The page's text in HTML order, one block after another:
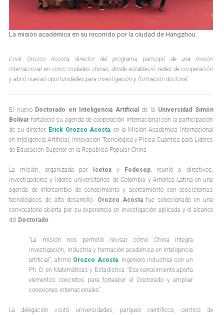
La misión académica en su recorrido por la ciudad de Hangzhou.
Erick Orozco Acosta, director del programa, participó de una misión
internacional en cinco ciudades chinas, donde estableció redes de cooperación
y abrió nuevas oportunidades para investigación y formación doctoral.
El nuevo Doctorado en Inteligencia Artificial de la Universidad Simón
Bolívarfortaleció su agenda de cooperación internacional con la participación
de su director, Erick Orozco Acosta, en la Misión Académica Internacional
en Inteligencia Artificial, Innovación Tecnológica y Física Cuántica para Líderes
de Educación Superior en la República Popular China.
La misión, organizada por Icetex y Fodesep, reunió a directivos,
investigadores y líderes universitarios de Colombia y América Latina en una
agenda de intercambio de conocimiento y acercamiento con ecosistemas
tecnológicos de alto desarrollo.
Orozco Acostafue seleccionado en una
convocatoria abierta por su experiencia en investigación aplicada y el alcance
del Doctorado.
“La misión nos permitió revisar cómo China integra
investigación, industria y formación académica en inteligencia
artificial”, afirmó Orozco Acosta, ingeniero industrial con un
Ph. D. en Matemáticas y Estadística. “Ese conocimiento aporta
elementos concretos para fortalecer el Doctorado y ampliar
conexiones internacionales”.
La delegación visitó universidades, parques científicos, centros de